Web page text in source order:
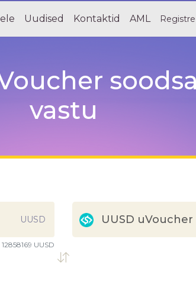
Uudised Kontaktid AML
vastu
UUSD
12858169 UUSD
UUSD uVoucher